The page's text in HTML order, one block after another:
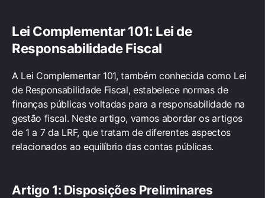
Lei Complementar 101: Lei de
Responsabilidade Fiscal
A Lei Complementar 101, também conhecida como Lei
de Responsabilidade Fiscal, estabelece normas de
finanças públicas voltadas para a responsabilidade na
gestão fiscal. Neste artigo, vamos abordar os artigos
de 1 a 7 da LRF, que tratam de diferentes aspectos
relacionados ao equilíbrio das contas públicas.
Artigo 1: Disposições Preliminares